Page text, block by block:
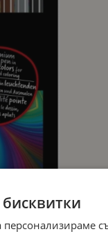
персонализираме